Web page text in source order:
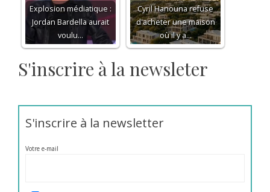
Explosion médiatique :
Jordan Bardella aurait
voulu…
Cyril Hanouna refuse
d'acheter une maison
où il y a…
S'inscrire à la newsleter
S'inscrire à la newsletter
Votre e-mail